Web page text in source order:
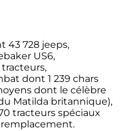
43 728 jeeps,
US6,
tracteurs,
dont 1 239 chars
dont le célèbre
Matilda britannique),
tracteursspéciaux